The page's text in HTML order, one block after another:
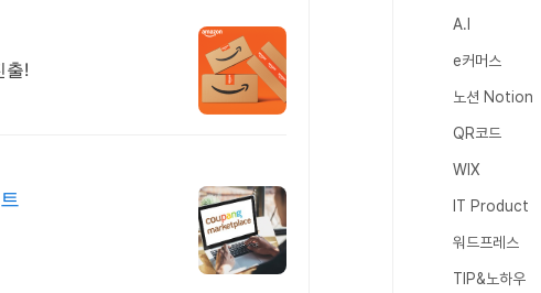
출!
A.I
e커머스
노션 Notion
QR코드
WIX
IT Product
워드프레스
TIP&노하우